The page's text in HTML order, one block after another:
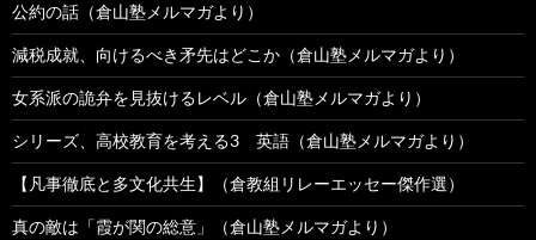
公約の話（倉山塾メルマガより）
減税成就、向けるべき矛先はどこか（倉山塾メルマガより）
女系派の詭弁を見抜けるレベル（倉山塾メルマガより）
シリーズ、高校教育を考える3 英語（倉山塾メルマガより）
【凡事徹底と多文化共生】（倉教組リレーエッセー傑作選）
真の敵は「霞が関の総意」（倉山塾メルマガより）